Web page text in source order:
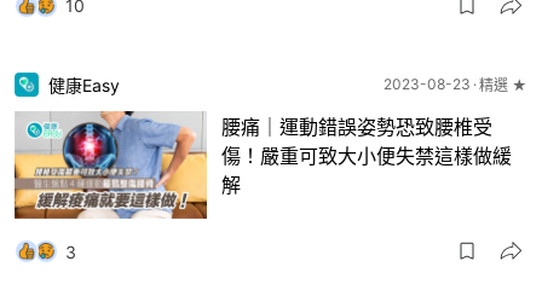
10
健康Easy 2023-08-23 精選 ★
腰痛｜運動錯誤姿勢恐致腰椎受
傷！嚴重可致大小便失禁這樣做緩
解
3